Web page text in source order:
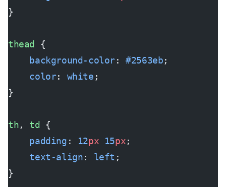
}
thead
{
    background-color
: #2563eb;
    color
: white ;
}
th, td
{
    padding
: 12px 15px;
    text-align
: left ;
}